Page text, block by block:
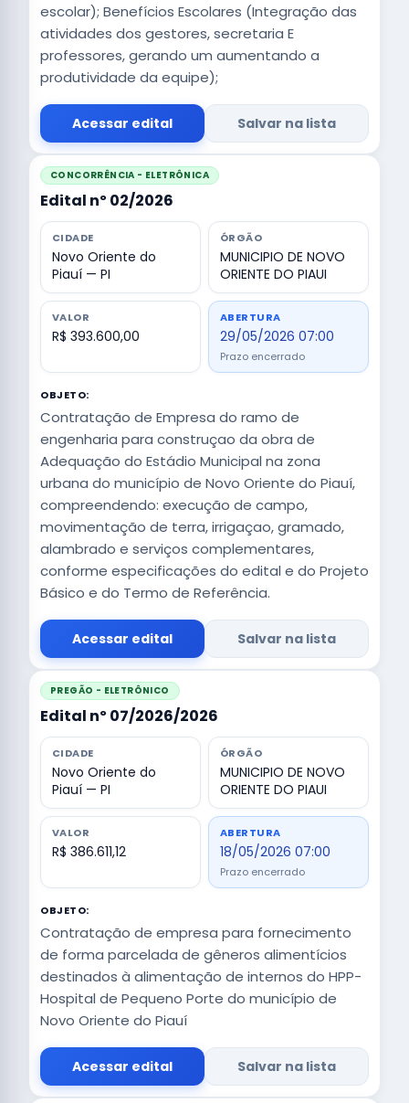
escolar); Benefícios Escolares (Integração das
atividades dos gestores, secretaria E
professores, gerando um aumentando a
produtividade da equipe);
Acessar edital Salvar na lista
CONCORRÊNCIA - ELETRÔNICA
Edital nº 02/2026
CIDADE
Novo Oriente do
Piauí — PI
ÓRGÃO
MUNICIPIO DE NOVO
ORIENTE DO PIAUI
VALOR
R$ 393.600,00
ABERTURA
29/05/2026 07:00
Prazo encerrado
OBJETO:
Contratação de Empresa do ramo de
engenharia para construçao da obra de
Adequação do Estádio Municipal na zona
urbana do município de Novo Oriente do Piauí,
compreendendo: execução de campo,
movimentação de terra, irrigaçao, gramado,
alambrado e serviços complementares,
conforme especificações do edital e do Projeto
Básico e do Termo de Referência.
Acessar edital Salvar na lista
PREGÃO - ELETRÔNICO
Edital nº 07/2026/2026
CIDADE
Novo Oriente do
Piauí — PI
ÓRGÃO
MUNICIPIO DE NOVO
ORIENTE DO PIAUI
VALOR
R$ 386.611,12
ABERTURA
18/05/2026 07:00
Prazo encerrado
OBJETO:
Contratação de empresa para fornecimento
de forma parcelada de gêneros alimentícios
destinados à alimentação de internos do HPP-
Hospital de Pequeno Porte do município de
Novo Oriente do Piauí
Acessar edital Salvar na lista